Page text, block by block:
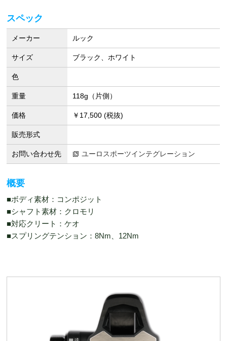
スペック
メーカー ルック
サイズ ブラック、ホワイト
色
重量 118g（片側）
価格 ￥17,500 (税抜)
販売形式
お問い合わせ先 ユーロスポーツインテグレーション
概要
■ボディ素材：コンポジット
■シャフト素材：クロモリ
■対応クリート：ケオ
■スプリングテンション：8Nm、12Nm